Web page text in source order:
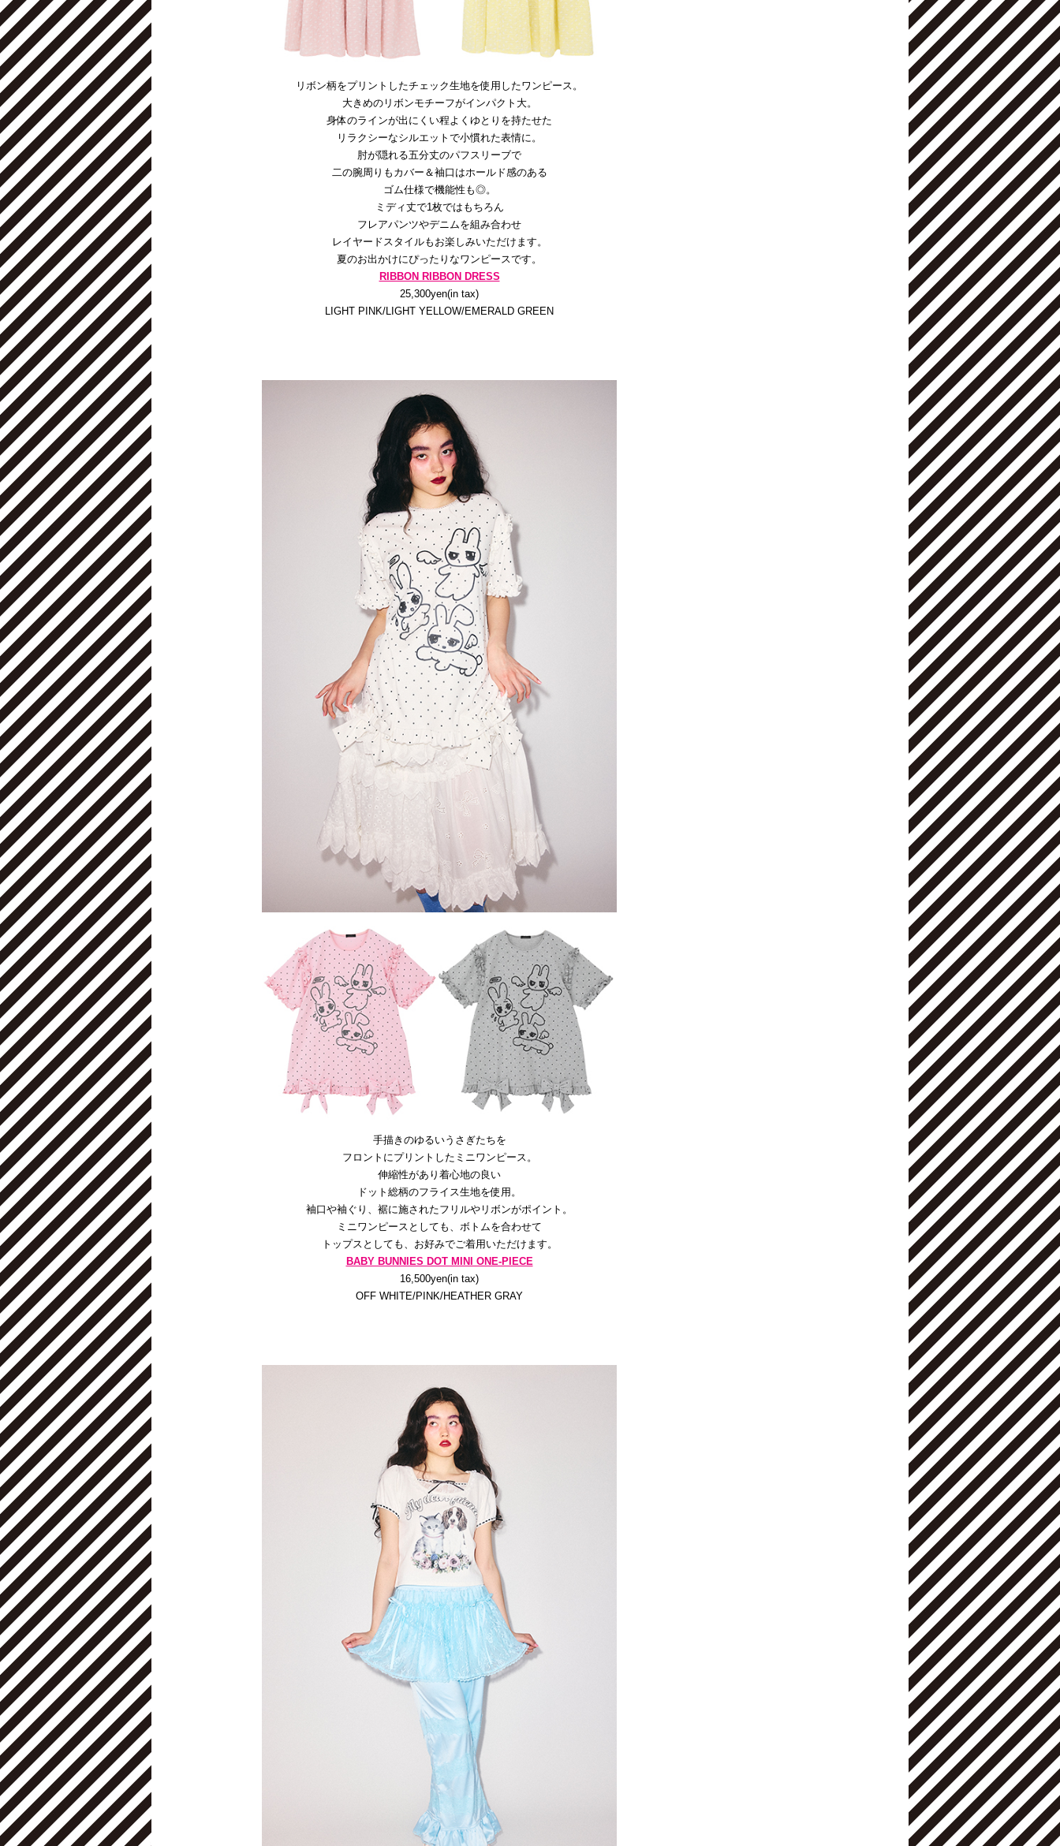
リボン柄をプリントしたチェック生地を使用したワンピース。
大きめのリボンモチーフがインパクト大。
身体のラインが出にくい程よくゆとりを持たせた
リラクシーなシルエットで小慣れた表情に。
肘が隠れる五分丈のパフスリーブで
二の腕周りもカバー＆袖口はホールド感のある
ゴム仕様で機能性も◎。
ミディ丈で1枚ではもちろん
フレアパンツやデニムを組み合わせ
レイヤードスタイルもお楽しみいただけます。
夏のお出かけにぴったりなワンピースです。
RIBBON RIBBON DRESS
25,300yen(in tax)
LIGHT PINK/LIGHT YELLOW/EMERALD GREEN
手描きのゆるいうさぎたちを
フロントにプリントしたミニワンピース。
伸縮性があり着心地の良い
ドット総柄のフライス生地を使用。
袖口や袖ぐり、裾に施されたフリルやリボンがポイント。
ミニワンピースとしても、ボトムを合わせて
トップスとしても、お好みでご着用いただけます。
BABY BUNNIES DOT MINI ONE-PIECE
16,500yen(in tax)
OFF WHITE/PINK/HEATHER GRAY